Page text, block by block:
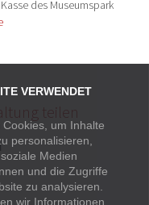
VERWENDET
um Inhalte
personalisieren,
Medien
und die Zugriffe
zu analysieren.
wir Informationen
des Museumspark
teilen